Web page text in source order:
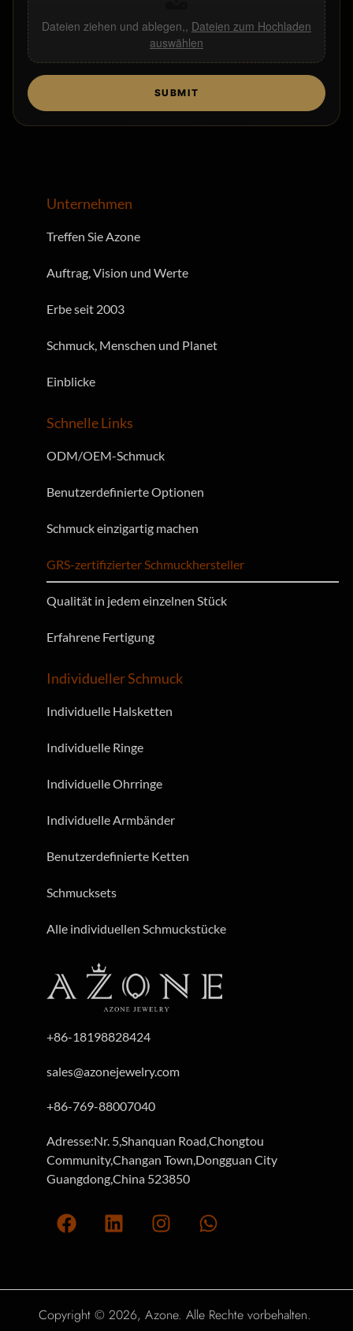
Dateien ziehen und ablegen,, Dateien zum Hochladen
auswählen
SUBMIT
+86-18198828424
sales@azonejewelry.com
+86-769-88007040
Adresse:Nr. 5,Shanquan Road,Chongtou
Community,Changan Town,Dongguan City
Guangdong,China 523850
Individueller Schmuck
Individuelle Halsketten
Individuelle Ringe
Individuelle Ohrringe
Individuelle Armbänder
Benutzerdefinierte Ketten
Schmucksets
Alle individuellen Schmuckstücke
Schnelle Links
ODM/OEM-Schmuck
Benutzerdefinierte Optionen
Schmuck einzigartig machen
GRS-zertifizierter Schmuckhersteller
Qualität in jedem einzelnen Stück
Erfahrene Fertigung
Unternehmen
Treffen Sie Azone
Auftrag, Vision und Werte
Erbe seit 2003
Schmuck, Menschen und Planet
Einblicke
Copyright © 2026, Azone. Alle Rechte vorbehalten.